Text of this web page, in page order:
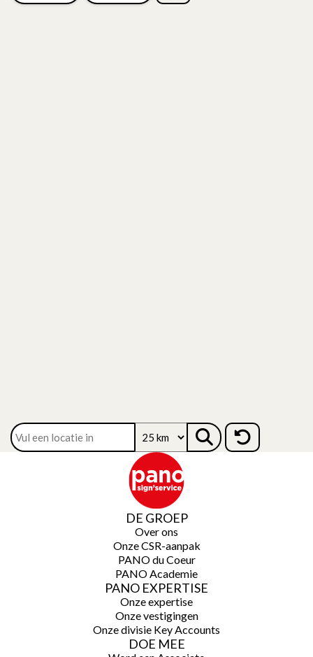
DE GROEP
Over ons
Onze CSR-aanpak
PANO du Coeur
PANO Academie
PANO EXPERTISE
Onze expertise
Onze vestigingen
Onze divisie Key Accounts
DOE MEE